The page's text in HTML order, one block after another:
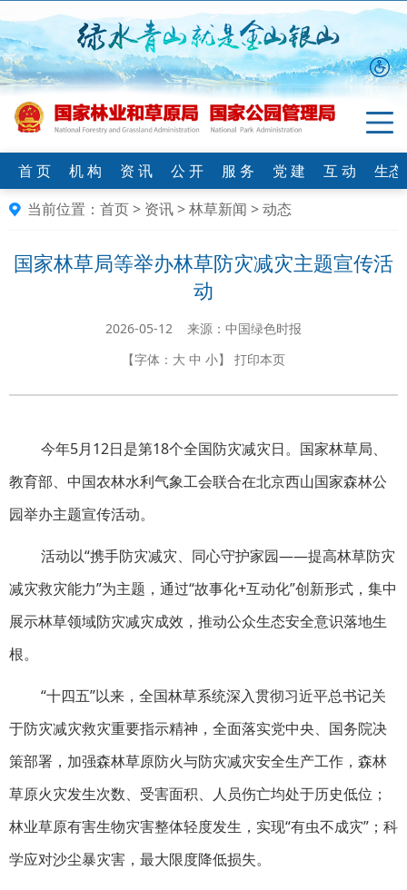
首 页 机 构 资 讯 公 开 服 务 党 建 互 动
生
当前位置： 首页> 资讯>林草新闻 >动态
国家林草局等举办林草防灾减灾主题宣传活
动
2026-05-12 来源：中国绿色时报
【字体： 大 中 小】 打印本页
今年5月12日是第18个全国防灾减灾日。国家林草局、
教育部、中国农林水利气象工会联合在北京西山国家森林公
园举办主题宣传活动。
活动以“携手防灾减灾、同心守护家园——提高林草防灾
减灾救灾能力”为主题，通过“故事化+互动化”创新形式，集中
展示林草领域防灾减灾成效，推动公众生态安全意识落地生
根。
“十四五”以来，全国林草系统深入贯彻习近平总书记关
于防灾减灾救灾重要指示精神，全面落实党中央、国务院决
策部署，加强森林草原防火与防灾减灾安全生产工作，森林
草原火灾发生次数、受害面积、人员伤亡均处于历史低位；
林业草原有害生物灾害整体轻度发生，实现“有虫不成灾”；科
学应对沙尘暴灾害，最大限度降低损失。